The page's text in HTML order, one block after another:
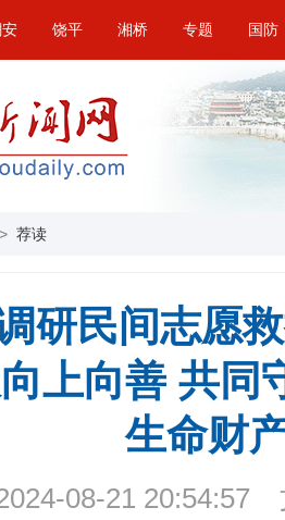
饶平 湘桥 专题 国防
荐读
研民间志愿
上向善 共同
生命财
08-21 20:54:57